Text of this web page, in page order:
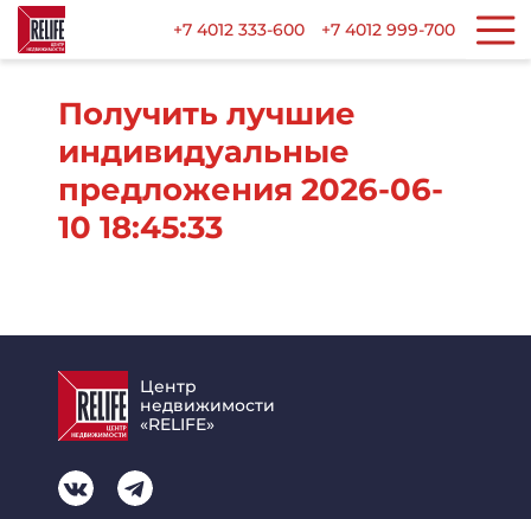
+7 4012 333-600 +7 4012 999-700
Получить лучшие
индивидуальные
предложения 2026-06-
10 18:45:33
Центр
недвижимости
«RELIFE»